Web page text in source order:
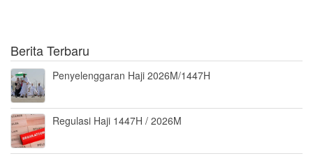
Berita Terbaru
Penyelenggaran Haji 2026M/1447H
Regulasi Haji 1447H / 2026M